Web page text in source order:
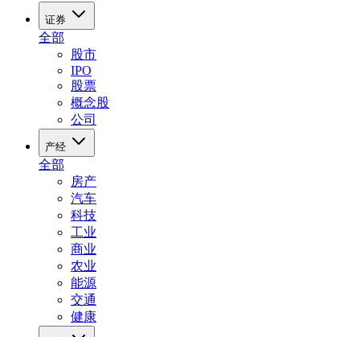
证券
全部
股市
IPO
股票
概念股
公司
产经
全部
房产
汽车
科技
工业
商业
农业
能源
交通
健康